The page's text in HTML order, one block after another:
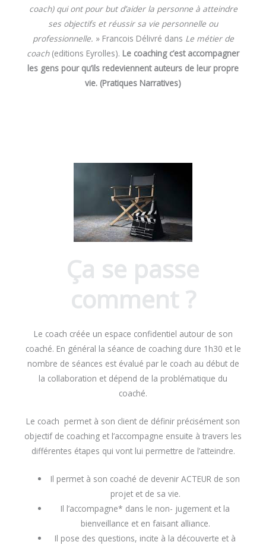
coach) qui ont pour but d’aider la personne à atteindre
ses objectifs et réussir sa vie personnelle ou
professionnelle. » Francois Délivré dans Le métier de
coach (editions Eyrolles). Le coaching c’est accompagner
les gens pour qu’ils redeviennent auteurs de leur propre
vie. (Pratiques Narratives)
Ça se passe
comment ?
Le coach créée un espace confidentiel autour de son
coaché. En général la séance de coaching dure 1h30 et le
nombre de séances est évalué par le coach au début de
la collaboration et dépend de la problématique du
coaché.
Le coach permet à son client de définir précisément son
objectif de coaching et l’accompagne ensuite à travers les
différentes étapes qui vont lui permettre de l’atteindre.
Il permet à son coaché de devenir ACTEUR de son
projet et de sa vie.
Il l’accompagne* dans le non- jugement et la
bienveillance et en faisant alliance.
Il pose des questions, incite à la découverte et à